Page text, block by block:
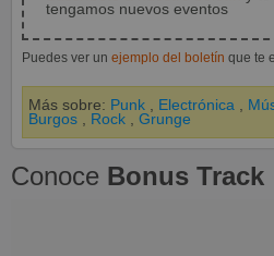
tengamos nuevos eventos
Puedes ver un ejemplo del boletín que te
Más sobre: Punk , Electrónica ,
Burgos , Rock , Grunge
Conoce Bonus Track